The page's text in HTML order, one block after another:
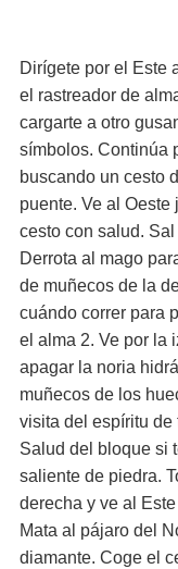
Dirígete por el Este
el rastreador de
cargarte a otro
símbolos. Continúa
buscando un cesto
puente. Ve al
cesto con salud.
Derrota al mago
de muñecos de la
cuándo correr para
el alma 2. Ve por la
apagar la noria
muñecos de los
visita del espíritu de
Salud del bloque si
saliente de piedra.
derecha y ve al
Mata al pájaro del
diamante. Coge el